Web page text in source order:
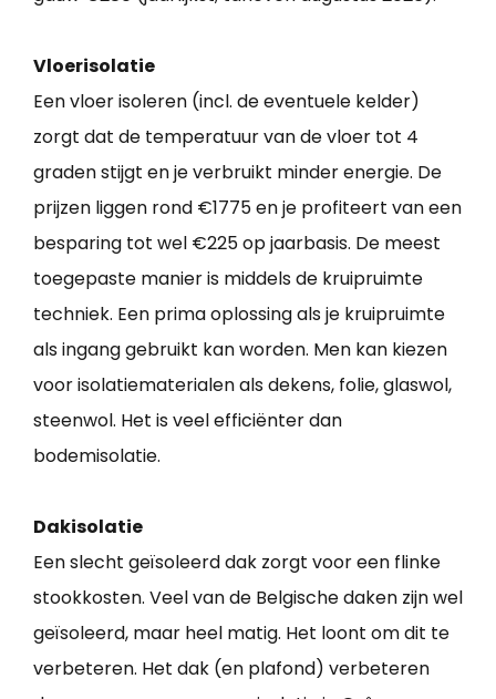
Vloerisolatie
Een vloer isoleren (incl. de eventuele kelder)
zorgt dat de temperatuur van de vloer tot 4
graden stijgt en je verbruikt minder energie. De
prijzen liggen rond €1775 en je profiteert van een
besparing tot wel €225 op jaarbasis. De meest
toegepaste manier is middels de kruipruimte
techniek. Een prima oplossing als je kruipruimte
als ingang gebruikt kan worden. Men kan kiezen
voor isolatiematerialen als dekens, folie, glaswol,
steenwol. Het is veel efficiënter dan
bodemisolatie.
Dakisolatie
Een slecht geïsoleerd dak zorgt voor een flinke
stookkosten. Veel van de Belgische daken zijn wel
geïsoleerd, maar heel matig. Het loont om dit te
verbeteren. Het dak (en plafond) verbeteren